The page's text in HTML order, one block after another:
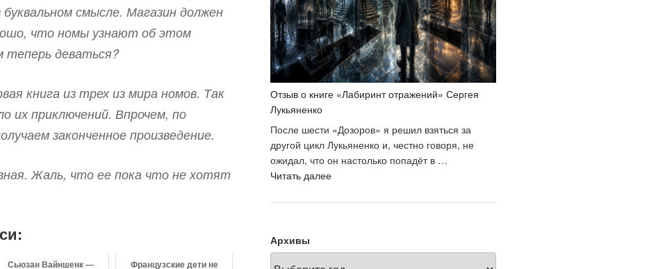
смысле. Магазин должен
что номы узнают об этом
теперь деваться?
книга из трех из мира номов. Так
их приключений. Впрочем, по
законченное произведение.
Жаль, что ее пока что не хотят
Сьюзан Вайншенк — Французские дети не
Отзыв о книге «Лабиринт отражений» Сергея
Лукьяненко
После шести «Дозоров» я решил взяться за
другой цикл Лукьяненко и, честно говоря, не
ожидал, что он настолько попадёт в …
Читать далее«Отзыв
книге
Сергея
Архивы